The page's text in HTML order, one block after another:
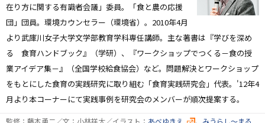
在り方に関する有識者会議」委員。「食と農の応援
団」団員。環境カウンセラー（環境省）。2010年4月
より武庫川女子大学文学部教育学科専任講師。主な著書は『学びを深め
る 食育ハンドブック』（学研）、『ワークショップでつくる－食の授
業アイデア集－』（全国学校給食協会）など。問題解決とワークショップ
をもとにした食育の実践研究に取り組む「食育実践研究会」代表。'12年4
月より本コーナーにて実践事例を研究会のメンバーが順次提案する。
監修：藤本勇二／文：小林祥大／イラスト： あべゆきえ 、 みうらし～まる